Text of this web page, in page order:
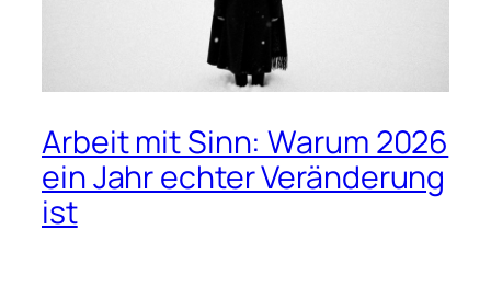
Arbeit mit Sinn: Warum 2026
ein Jahr echter Veränderung
ist